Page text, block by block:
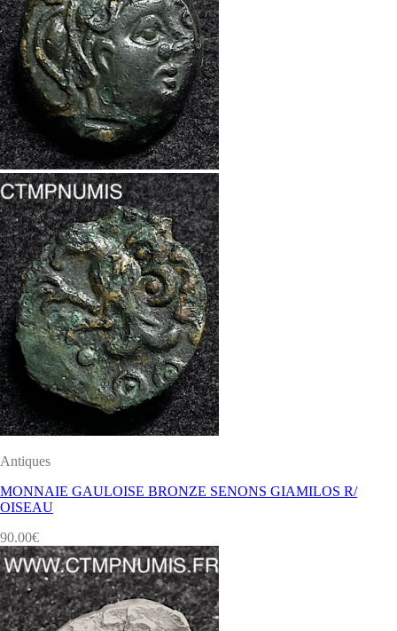
Antiques
MONNAIE GAULOISE BRONZE SENONS GIAMILOS R/
OISEAU
90.00€